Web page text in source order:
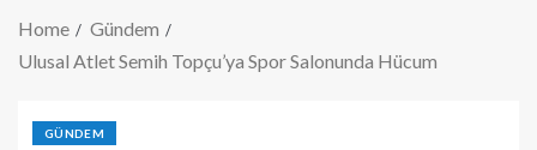
Home
Gündem
Ulusal Atlet Semih Topçu’ya Spor Salonunda Hücum
GÜNDEM